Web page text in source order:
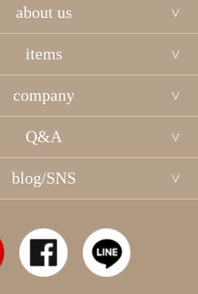
about us
items
company
Q&A
blog/SNS